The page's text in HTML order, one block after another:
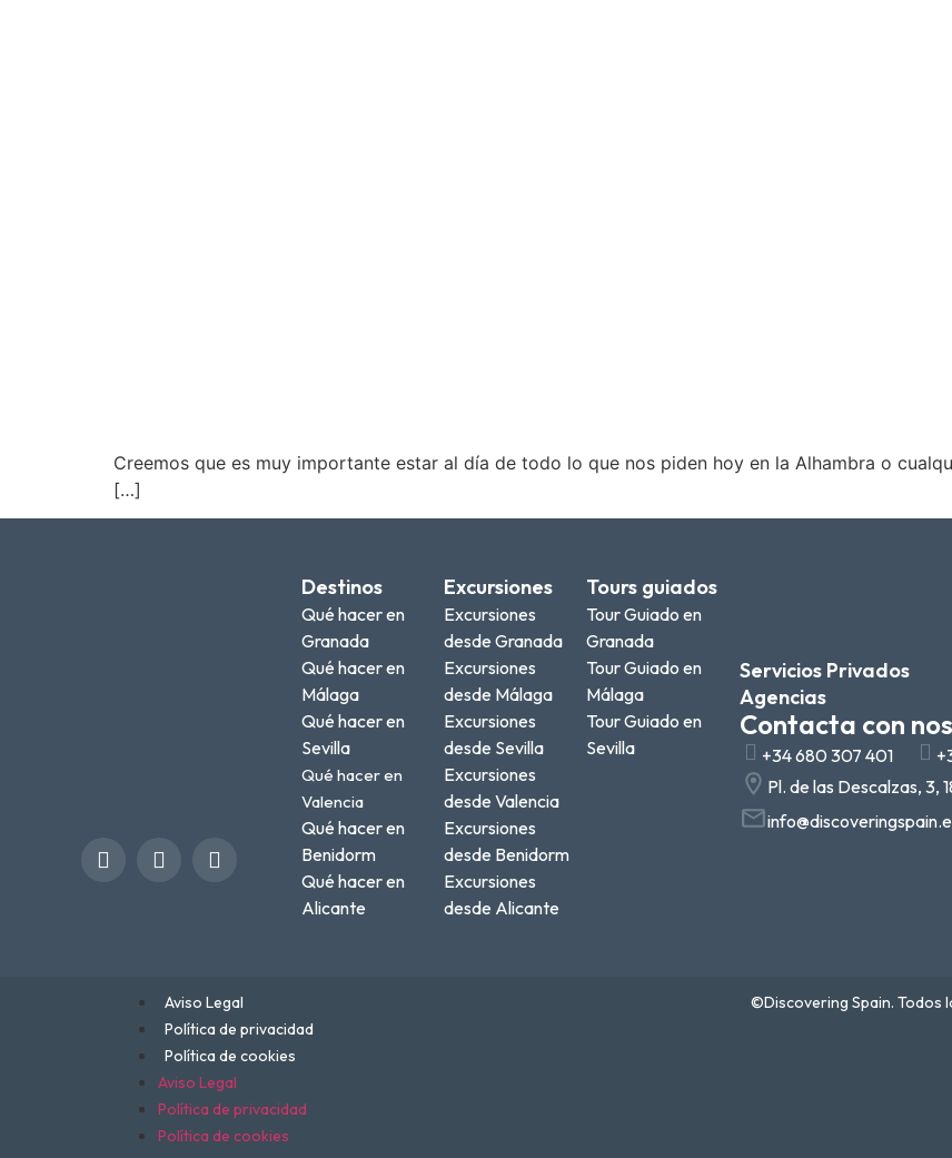
Creemos que es muy importante estar al día de todo lo que nos piden hoy en la Alhambra o
[…]
Destinos
Qué hacer en
Granada
Qué hacer en
Málaga
Qué hacer en
Sevilla
Qué hacer en
Valencia
Qué hacer en
Benidorm
Qué hacer en
Alicante
Excursiones
Excursiones
desde Granada
Excursiones
desde Málaga
Excursiones
desde Sevilla
Excursiones
desde Valencia
Excursiones
desde Benidorm
Excursiones
desde Alicante
Tours guiados
Tour Guiado en
Granada
Tour Guiado en
Málaga
Tour Guiado en
Sevilla
Servicios Privados
Agencias
Contacta con
+34 680 307 401
Pl. de las Descalzas, 3,
Aviso Legal
Política de privacidad
Política de cookies
Aviso Legal
Política de privacidad
Política de cookies
©Discovering Spain. Todos